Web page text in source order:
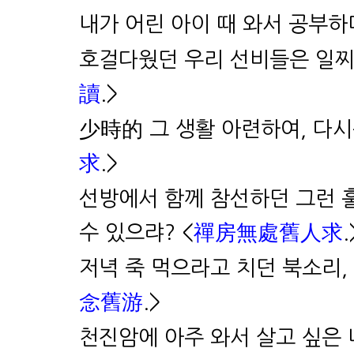
내가 어린 아이 때 와서 공부
호걸다웠던 우리 선비들은 일
讀 .>
少時的 그 생활 아련하여, 다
求 .>
선방에서 함께 참선하던 그런
수 있으랴? <禪房無處舊人求
저녁 죽 먹으라고 치던 북소
念舊游 .>
천진암에 아주 와서 살고 싶은